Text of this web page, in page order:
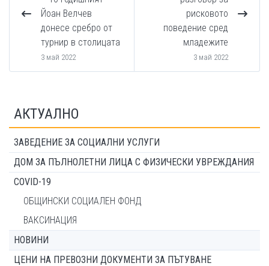
Йоан Велчев
донесе сребро от
турнир в столицата
3 май 2022
рисковото
поведение сред
младежите
3 май 2022
АКТУАЛНО
ЗАВЕДЕНИЕ ЗА СОЦИАЛНИ УСЛУГИ
ДОМ ЗА ПЪЛНОЛЕТНИ ЛИЦА С ФИЗИЧЕСКИ УВРЕЖДАНИЯ
COVID-19
ОБЩИНСКИ СОЦИАЛЕН ФОНД
ВАКСИНАЦИЯ
НОВИНИ
ЦЕНИ НА ПРЕВОЗНИ ДОКУМЕНТИ ЗА ПЪТУВАНЕ